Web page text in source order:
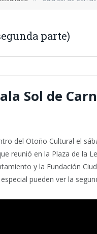
parte)
Sol de
del Otoño Cultural el
reunió en la Plaza de la
y la Fundación
pueden ver la